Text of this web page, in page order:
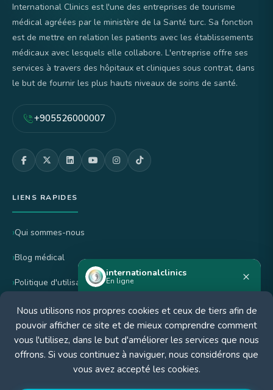
internationalclinics
En ligne ×
Besoin d'aide ?
Démarrez une discussion WhatsApp —
réponse rapide.
International Clinics est l'une des entreprises de tourisme
médical agréées par le ministère de la Santé turc. Sa fonction
est de mettre en relation les patients avec les établissements
médicaux avec lesquels elle collabore. L'entreprise offre ses
services à travers des hôpitaux et cliniques sous contrat, dans
le but de fournir les plus hauts niveaux de soins de santé.
+905526000007
LIENS RAPIDES
Qui sommes-nous
Blog médical
Politique d'utilisation
politique de confidentialité
Politique d'annulation et de remboursement
Nous utilisons nos propres cookies et ceux de tiers afin de
pouvoir afficher ce site et de mieux comprendre comment
vous l'utilisez, dans le but d'améliorer les services que nous
offrons. Si vous continuez à naviguer, nous considérons que
vous avez accepté les cookies.